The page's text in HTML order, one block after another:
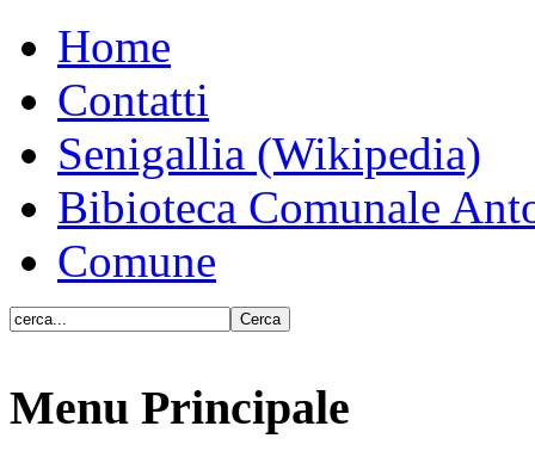
Home
Contatti
Senigallia (Wikipedia)
Bibioteca Comunale
Comune
Menu Principale